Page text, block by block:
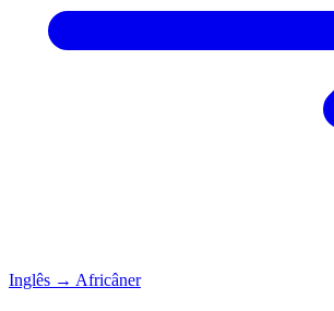
Inglês → Africâner